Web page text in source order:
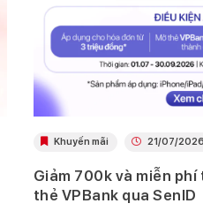
Khuyến mãi 21/07/
Giảm 700k và miễn
thẻ VPBank qua SenID